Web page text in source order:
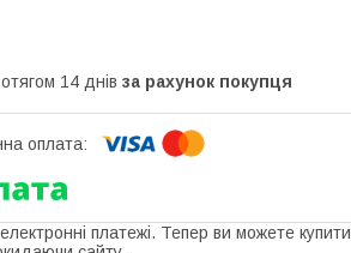
14 днів за рахунок покупця
платежі. Тепер ви можете купити